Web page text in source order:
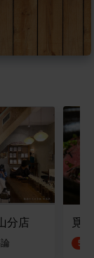
分店 覓
5.0